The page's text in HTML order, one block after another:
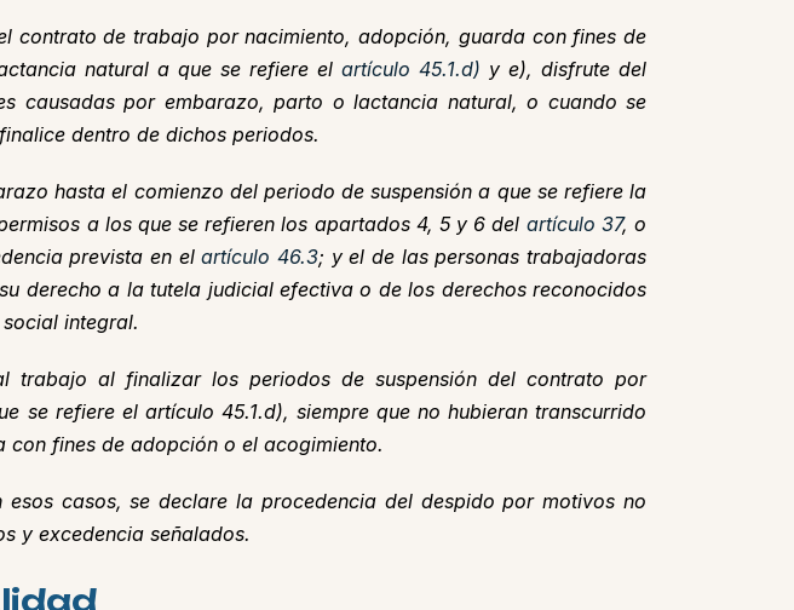
contrato de trabajo por nacimiento, adopción, guarda con fines de
natural a que se refiere el artículo 45.1.d) y e), disfrute del
causadas por embarazo, parto o lactancia natural, o cuando se
dentro de dichos periodos.
hasta el comienzo del periodo de suspensión a que se refiere la
a los que se refieren los apartados 4, 5 y 6 del artículo 37, o
prevista en elartículo 46.3; y el de las personas trabajadoras
derecho a la tutela judicial efectiva o de los derechos reconocidos
integral.
trabajo al finalizar los periodos de suspensión del contrato por
refiere el artículo 45.1.d), siempre que no hubieran transcurrido
fines de adopción o el acogimiento.
casos, se declare la procedencia del despido por motivos no
y excedencia señalados.